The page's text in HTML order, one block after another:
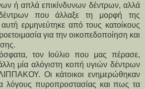
ή απλά επικίνδυνων δέντρων, αλλά
που άλλαξε τη μορφή της
ερμηνεύτηκε από τους κατοίκους
για την οικοπεδοποίηση και
τον Ιούλιο που μας πέρασε,
μία αλόγιστη κοπή υγιών δέντρων
Οι κάτοικοι ενημερώθηκαν
λόγους πυροπροστασίας και πως τα